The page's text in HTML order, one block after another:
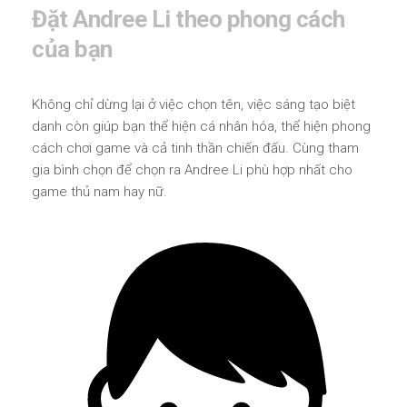
Đặt Andree Li theo phong cách
của bạn
Không chỉ dừng lại ở việc chọn tên, việc sáng tạo biệt
danh còn giúp bạn thể hiện cá nhân hóa, thể hiện phong
cách chơi game và cả tinh thần chiến đấu. Cùng tham
gia bình chọn để chọn ra Andree Li phù hợp nhất cho
game thủ nam hay nữ.